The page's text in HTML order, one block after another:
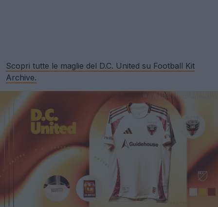
Scopri tutte le maglie del D.C. United su Football Kit
Archive.